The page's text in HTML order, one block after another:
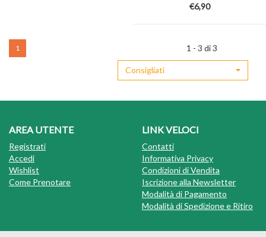
€6,90
1 1 - 3 di 3
Consigliati
AREA UTENTE
Registrati
Accedi
Wishlist
Come Prenotare
LINK VELOCI
Contatti
Informativa Privacy
Condizioni di Vendita
Iscrizione alla Newsletter
Modalità di Pagamento
Modalità di Spedizione e Ritiro